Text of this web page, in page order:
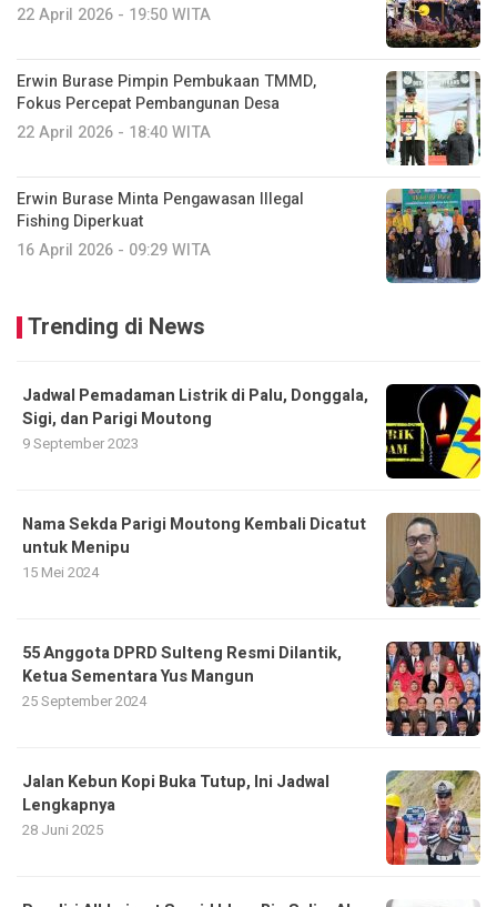
22 April 2026 - 19:50 WITA
Erwin Burase Pimpin Pembukaan TMMD,
Fokus Percepat Pembangunan Desa
22 April 2026 - 18:40 WITA
Erwin Burase Minta Pengawasan Illegal
Fishing Diperkuat
16 April 2026 - 09:29 WITA
Trending di News
Jadwal Pemadaman Listrik di Palu, Donggala,
Sigi, dan Parigi Moutong
9 September 2023
Nama Sekda Parigi Moutong Kembali Dicatut
untuk Menipu
15 Mei 2024
55 Anggota DPRD Sulteng Resmi Dilantik,
Ketua Sementara Yus Mangun
25 September 2024
Jalan Kebun Kopi Buka Tutup, Ini Jadwal
Lengkapnya
28 Juni 2025